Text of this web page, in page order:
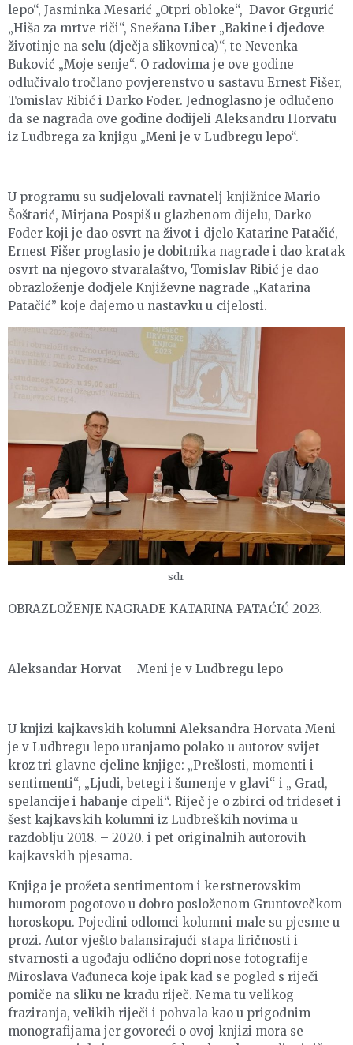
lepo“, Jasminka Mesarić „Otpri obloke“, Davor Grgurić
„Hiša za mrtve riči“, Snežana Liber „Bakine i djedove
životinje na selu (dječja slikovnica)“, te Nevenka
Buković „Moje senje“. O radovima je ove godine
odlučivalo tročlano povjerenstvo u sastavu Ernest Fišer,
Tomislav Ribić i Darko Foder. Jednoglasno je odlučeno
da se nagrada ove godine dodijeli Aleksandru Horvatu
iz Ludbrega za knjigu „Meni je v Ludbregu lepo“.
U programu su sudjelovali ravnatelj knjižnice Mario
Šoštarić, Mirjana Pospiš u glazbenom dijelu, Darko
Foder koji je dao osvrt na život i djelo Katarine Patačić,
Ernest Fišer proglasio je dobitnika nagrade i dao kratak
osvrt na njegovo stvaralaštvo, Tomislav Ribić je dao
obrazloženje dodjele Književne nagrade „Katarina
Patačić” koje dajemo u nastavku u cijelosti.
sdr
OBRAZLOŽENJE NAGRADE KATARINA PATAĆIĆ 2023.
Aleksandar Horvat – Meni je v Ludbregu lepo
U knjizi kajkavskih kolumni Aleksandra Horvata Meni
je v Ludbregu lepo uranjamo polako u autorov svijet
kroz tri glavne cjeline knjige: „Prešlosti, momenti i
sentimenti“, „Ljudi, betegi i šumenje v glavi“ i „ Grad,
spelancije i habanje cipeli“. Riječ je o zbirci od trideset i
šest kajkavskih kolumni iz Ludbreških novima u
razdoblju 2018. – 2020. i pet originalnih autorovih
kajkavskih pjesama.
Knjiga je prožeta sentimentom i kerstnerovskim
humorom pogotovo u dobro posloženom Gruntovečkom
horoskopu. Pojedini odlomci kolumni male su pjesme u
prozi. Autor vješto balansirajući stapa liričnosti i
stvarnosti a ugođaju odlično doprinose fotografije
Miroslava Vađuneca koje ipak kad se pogled s riječi
pomiče na sliku ne kradu riječ. Nema tu velikog
fraziranja, velikih riječi i pohvala kao u prigodnim
monografijama jer govoreći o ovoj knjizi mora se